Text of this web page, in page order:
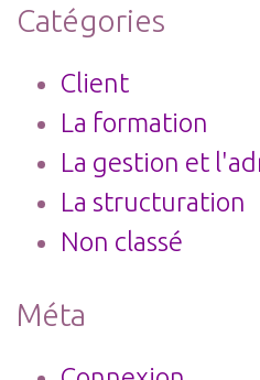
Catégories
Client
La formation
La gestion et
La structuration
Non classé
Méta